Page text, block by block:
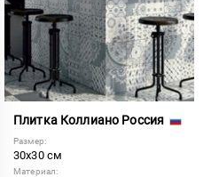
Плитка Коллиано Россия
Размер:
30x30 см
Материал: